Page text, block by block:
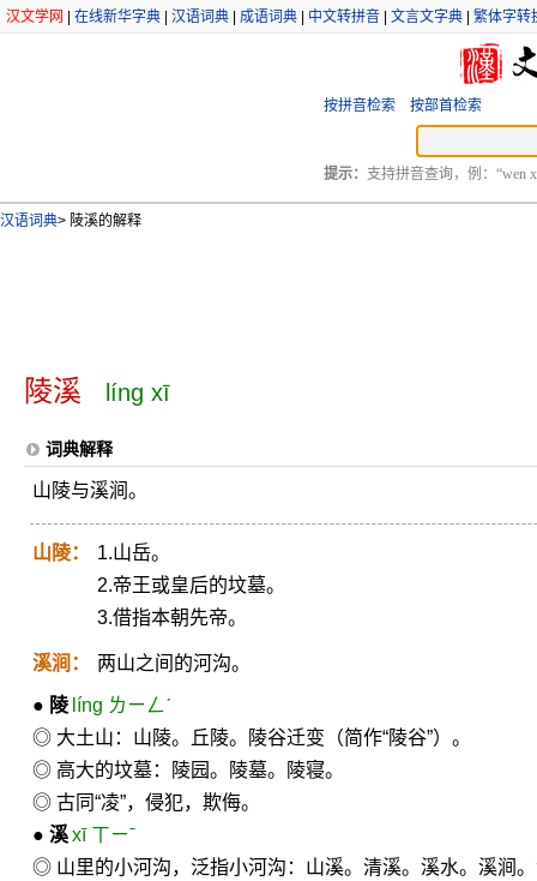
汉文学网 在线新华字典 汉语词典 成语词典 中文转拼音 文言文字典 繁体字转
按拼音检索 按部首检索
提示： 支持拼音查询，例：“wen
汉语词典> 陵溪的解释
陵溪 líng xī
词典解释
山陵与溪涧。
山陵：
1.山岳。
2.帝王或皇后的坟墓。
3.借指本朝先帝。
溪涧： 两山之间的河沟。
● 陵 líng ㄌㄧㄥˊ
◎ 大土山：山陵。丘陵。陵谷迁变（简作“陵谷”）。
◎ 高大的坟墓：陵园。陵墓。陵寝。
◎ 古同“凌”，侵犯，欺侮。
● 溪xī ㄒㄧˉ
◎ 山里的小河沟，泛指小河沟：山溪。清溪。溪水。溪涧